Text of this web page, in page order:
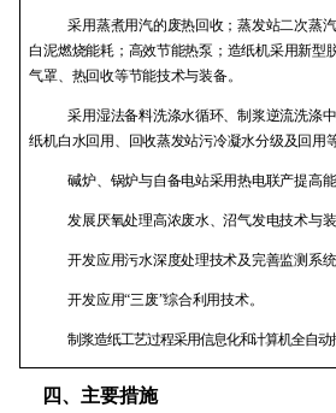
采用蒸煮用汽的废热回收；蒸发站二次蒸
白泥燃烧能耗；高效节能热泵；造纸机采用新型
气罩、热回收等节能技术与装备。
采用湿法备料洗涤水循环、制浆逆流洗涤
纸机白水回用、回收蒸发站污冷凝水分级及回用
碱炉、锅炉与自备电站采用热电联产提高能
发展厌氧处理高浓废水、沼气发电技术与装
开发应用污水深度处理技术及完善监测系统
开发应用“三废”综合利用技术。
制浆造纸工艺过程采用信息化和计算机全自动
四、主要措施